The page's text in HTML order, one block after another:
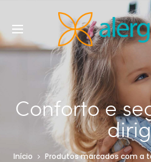
Conforto e
Início
Produtos marcados com a